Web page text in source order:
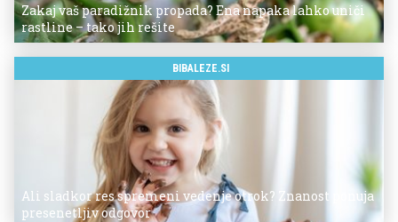
Zakaj vaš paradižnik propada? Ena napaka lahko uniči
rastline – tako jih rešite
BIBALEZE.SI
Ali sladkor res spremeni vedenje otrok? Znanost ponuja
presenetljiv odgovor